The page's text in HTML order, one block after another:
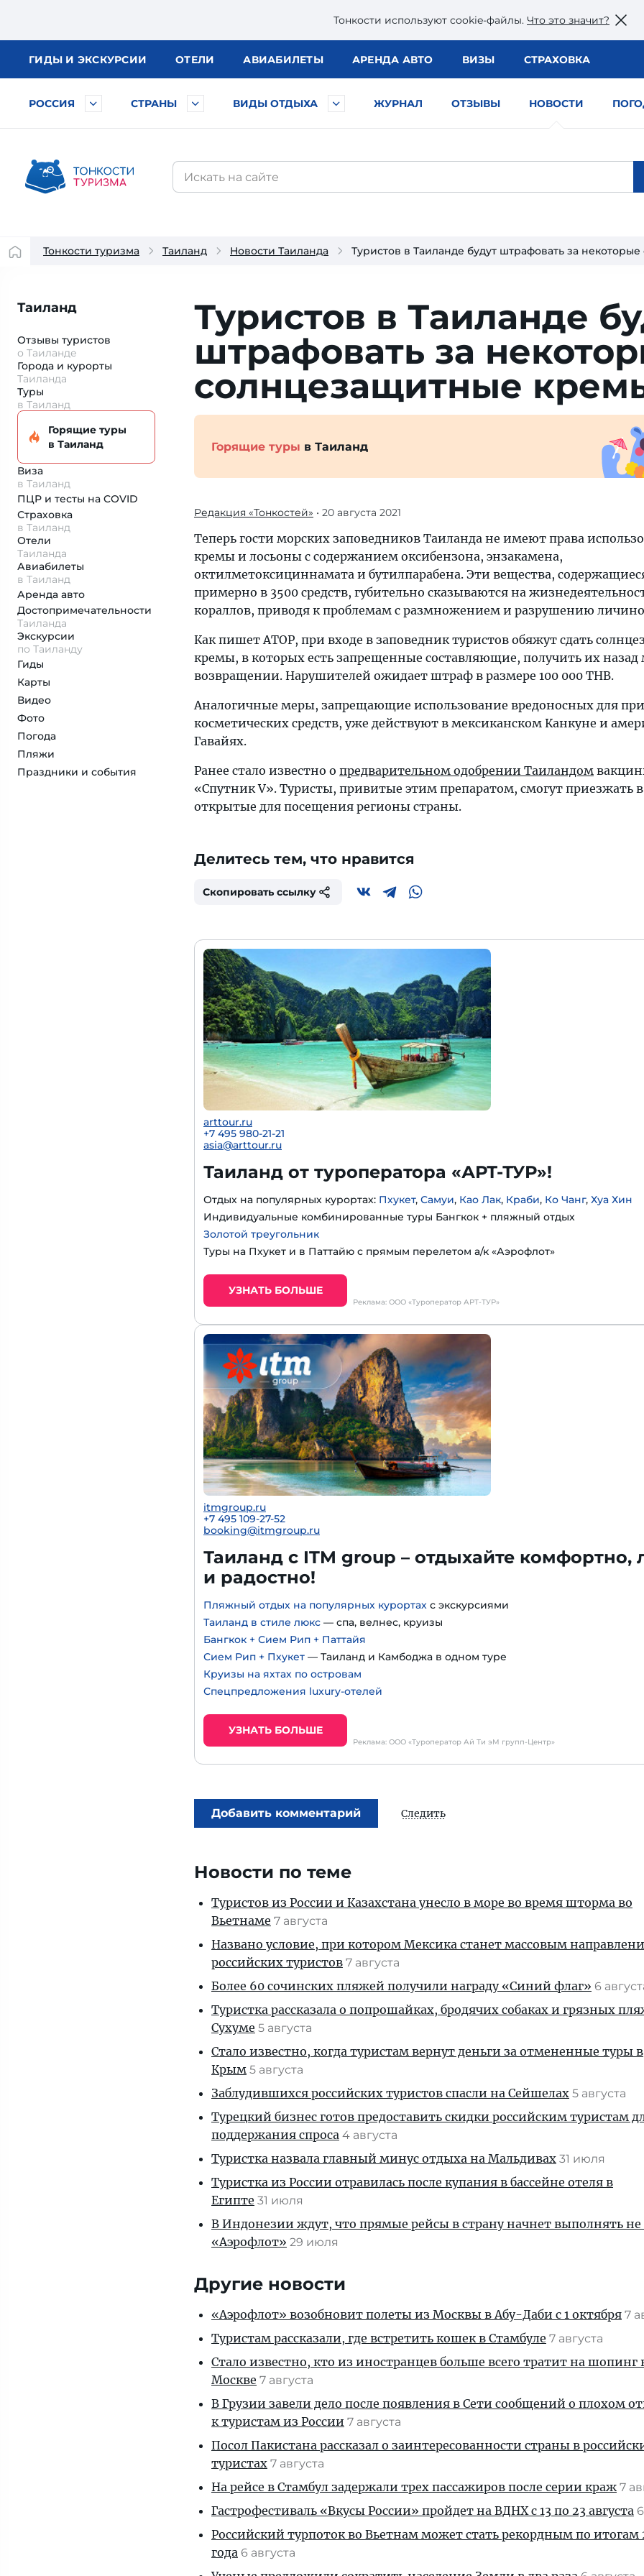
Тонкости используют сookie-файлы. Что это значит?
ГИДЫ И ЭКСКУРСИИ ОТЕЛИ АВИАБИЛЕТЫ АРЕНДА АВТО ВИЗЫ СТРАХОВКА
РОССИЯ СТРАНЫ ВИДЫ ОТДЫХА ЖУРНАЛ ОТЗЫВЫ НОВОСТИ
Тонкости туризма Таиланд Новости Таиланда Туристов в Таиланде будут штрафовать за
Таиланд
Отзывы туристов
о Таиланде
Города и курорты
Таиланда
Туры
в Таиланд
Горящие туры
в Таиланд
Виза
в Таиланд
ПЦР и тесты на COVID
Страховка
в Таиланд
Отели
Таиланда
Авиабилеты
в Таиланд
Аренда авто
Достопримеча­тельности
Таиланда
Экскурсии
по Таиланду
Гиды
Карты
Видео
Фото
Погода
Пляжи
Праздники и события
Туристов в Таиланде
штрафовать за
солнцезащитные
Горящие туры в Таиланд
Редакция «Тонкостей» • 20 августа 2021
Теперь гости морских заповедников Таиланда не имеют права
кремы и лосьоны с содержанием оксибензона, энзакамена,
октилметоксициннамата и бутилпарабена. Эти вещества,
примерно в 3500 средств, губительно сказываются на
кораллов, приводя к проблемам с размножением и разрушению
Как пишет АТОР, при входе в заповедник туристов обяжут сдать
кремы, в которых есть запрещенные составляющие, получить их
возвращении. Нарушителей ожидает штраф в размере 100 000 THB.
Аналогичные меры, запрещающие использование вредоносных для
косметических средств, уже действуют в мексиканском Канкуне и
Гавайях.
Ранее стало известно о предварительном одобрении Таиландом
«Спутник V». Туристы, привитые этим препаратом, смогут приезжать в
открытые для посещения регионы страны.
Делитесь тем, что нравится
Скопировать ссылку
arttour.ru
+7 495 980-21-21
asia@arttour.ru
Таиланд от туроператора «АРТ-ТУР»!
Отдых на популярных курортах: Пхукет, Самуи, Као Лак, Краби, Ко Чанг, Хуа Хин
Индивидуальные комбинированные туры Бангкок + пляжный отдых
Золотой треугольник
Туры на Пхукет и в Паттайю с прямым перелетом а/к «Аэрофлот»
УЗНАТЬ БОЛЬШЕ
Реклама: ООО «Туроператор АРТ-ТУР»
itmgroup.ru
+7 495 109-27-52
booking@itmgroup.ru
Таиланд с ITM group – отдыхайте комфортно,
и радостно!
Пляжный отдых на популярных курортах с экскурсиями
Таиланд в стиле люкс — спа, велнес, круизы
Бангкок + Сием Рип + Паттайя
Сием Рип + Пхукет — Таиланд и Камбоджа в одном туре
Круизы на яхтах по островам
Спецпредложения luxury-отелей
УЗНАТЬ БОЛЬШЕ
Реклама: ООО «Туроператор Ай Ти эМ групп-Центр»
Добавить комментарий Следить
Новости по теме
Туристов из России и Казахстана унесло в море во время шторма во
Вьетнаме 7 августа
Названо условие, при котором Мексика станет массовым
российских туристов 7 августа
Более 60 сочинских пляжей получили награду «Синий флаг» 6
Туристка рассказала о попрошайках, бродячих собаках и грязных
Сухуме 5 августа
Стало известно, когда туристам вернут деньги за отмененные туры в
Крым 5 августа
Заблудившихся российских туристов спасли на Сейшелах 5 августа
Турецкий бизнес готов предоставить скидки российским туристам
поддержания спроса 4 августа
Туристка назвала главный минус отдыха на Мальдивах 31 июля
Туристка из России отравилась после купания в бассейне отеля в
Египте 31 июля
В Индонезии ждут, что прямые рейсы в страну начнет выполнять не
«Аэрофлот» 29 июля
Другие новости
«Аэрофлот» возобновит полеты из Москвы в Абу-Даби с 1 октября 7
Туристам рассказали, где встретить кошек в Стамбуле 7 августа
Стало известно, кто из иностранцев больше всего тратит на шопинг
Москве 7 августа
В Грузии завели дело после появления в Сети сообщений о плохом
к туристам из России 7 августа
Посол Пакистана рассказал о заинтересованности страны в
туристах 7 августа
На рейсе в Стамбул задержали трех пассажиров после серии краж 7
Гастрофестиваль «Вкусы России» пройдет на ВДНХ с 13 по 23 августа
Российский турпоток во Вьетнам может стать рекордным по итогам
года 6 августа